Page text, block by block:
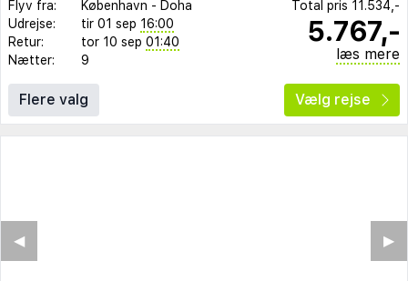
Flyv fra: København - Doha
Udrejse:
tir 01 sep 16:00
Retur:
tor 10 sep 01:40
Nætter:
9
Total pris 11.534,-
5.767,-
læs mere
Flere valg Vælg rejse
▶︎
◀︎